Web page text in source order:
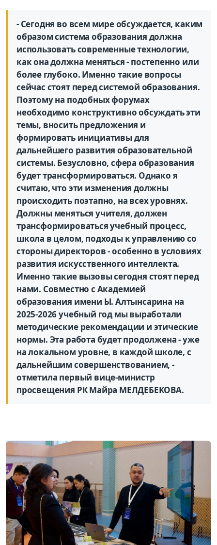
- Сегодня во всем мире обсуждается, каким
образом система образования должна
использовать современные технологии,
как она должна меняться - постепенно или
более глубоко. Именно такие вопросы
сейчас стоят перед системой образования.
Поэтому на подобных форумах
необходимо конструктивно обсуждать эти
темы, вносить предложения и
формировать инициативы для
дальнейшего развития образовательной
системы. Безусловно, сфера образования
будет трансформироваться. Однако я
считаю, что эти изменения должны
происходить поэтапно, на всех уровнях.
Должны меняться учителя, должен
трансформироваться учебный процесс,
школа в целом, подходы к управлению со
стороны директоров - особенно в условиях
развития искусственного интеллекта.
Именно такие вызовы сегодня стоят перед
нами. Совместно с Академией
образования имени Ы. Алтынсарина на
2025-2026 учебный год мы выработали
методические рекомендации и этические
нормы. Эта работа будет продолжена - уже
на локальном уровне, в каждой школе, с
дальнейшим совершенствованием, -
отметила первый вице-министр
просвещения РК Майра МЕЛДЕБЕКОВА.